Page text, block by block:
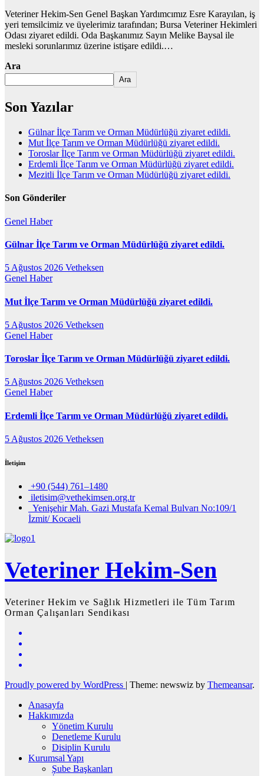
Veteriner Hekim-Sen Genel Başkan Yardımcımız Esre Karayılan, iş
yeri temsilcimiz ve üyelerimiz tarafından; Bursa Veteriner Hekimleri
Odası ziyaret edildi. Oda Başkanımız Sayın Melike Baysal ile
mesleki sorunlarımız üzerine istişare edildi.…
Ara
Ara
Son Yazılar
Gülnar İlçe Tarım ve Orman Müdürlüğü ziyaret edildi.
Mut İlçe Tarım ve Orman Müdürlüğü ziyaret edildi.
Toroslar İlçe Tarım ve Orman Müdürlüğü ziyaret edildi.
Erdemli İlçe Tarım ve Orman Müdürlüğü ziyaret edildi.
Mezitli İlçe Tarım ve Orman Müdürlüğü ziyaret edildi.
Son Gönderiler
Genel Haber
Gülnar İlçe Tarım ve Orman Müdürlüğü ziyaret edildi.
5 Ağustos 2026 Vetheksen
Genel Haber
Mut İlçe Tarım ve Orman Müdürlüğü ziyaret edildi.
5 Ağustos 2026 Vetheksen
Genel Haber
Toroslar İlçe Tarım ve Orman Müdürlüğü ziyaret edildi.
5 Ağustos 2026 Vetheksen
Genel Haber
Erdemli İlçe Tarım ve Orman Müdürlüğü ziyaret edildi.
5 Ağustos 2026 Vetheksen
İletişim
+90 (544) 761–1480
iletisim@vethekimsen.org.tr
Yenişehir Mah. Gazi Mustafa Kemal Bulvarı No:109/1
İzmit/ Kocaeli
Veteriner Hekim-Sen
Veteriner Hekim ve Sağlık Hizmetleri ile Tüm Tarım
Orman Çalışanları Sendikası
Proudly powered by WordPress | Theme: newswiz by Themeansar.
Anasayfa
Hakkımızda
Yönetim Kurulu
Denetleme Kurulu
Disiplin Kurulu
Kurumsal Yapı
Şube Başkanları